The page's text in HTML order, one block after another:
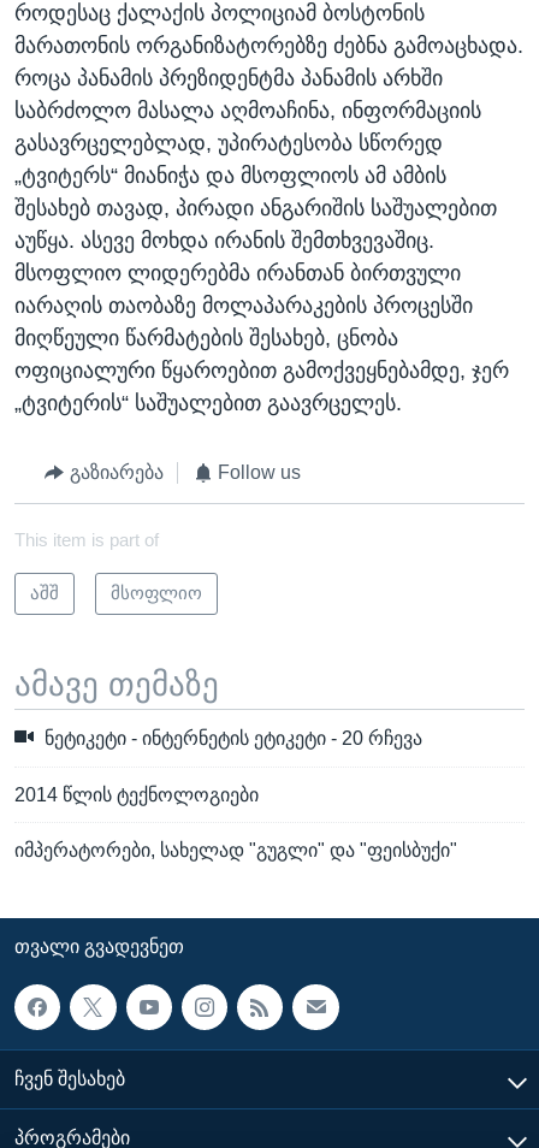
როდესაც ქალაქის პოლიციამ ბოსტონის
მარათონის ორგანიზატორებზე ძებნა გამოაცხადა.
როცა პანამის პრეზიდენტმა პანამის არხში
საბრძოლო მასალა აღმოაჩინა, ინფორმაციის
გასავრცელებლად, უპირატესობა სწორედ
„ტვიტერს“ მიანიჭა და მსოფლიოს ამ ამბის
შესახებ თავად, პირადი ანგარიშის საშუალებით
აუწყა. ასევე მოხდა ირანის შემთხვევაშიც.
მსოფლიო ლიდერებმა ირანთან ბირთვული
იარაღის თაობაზე მოლაპარაკების პროცესში
მიღწეული წარმატების შესახებ, ცნობა
ოფიციალური წყაროებით გამოქვეყნებამდე, ჯერ
„ტვიტერის“ საშუალებით გაავრცელეს.
გაზიარება Follow us
This item is part of
აშშ მსოფლიო
ამავე თემაზე
ნეტიკეტი - ინტერნეტის ეტიკეტი - 20 რჩევა
2014 წლის ტექნოლოგიები
იმპერატორები, სახელად "გუგლი" და "ფეისბუქი"
ᲗᲕᲐᲚᲘ ᲒᲕᲐᲓᲔᲕᲜᲔᲗ
ᲩᲕᲔᲜ ᲨᲔᲡᲐᲮᲔᲑ
ᲞᲠᲝᲒᲠᲐᲛᲔᲑᲘ